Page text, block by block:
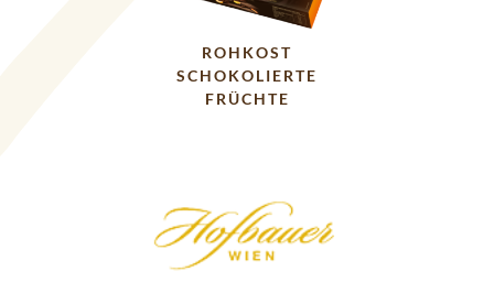
ROHKOST
SCHOKOLIERTE
FRÜCHTE